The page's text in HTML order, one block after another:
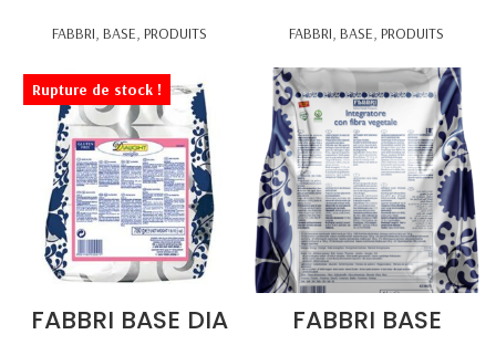
FABBRI, BASE, PRODUITS FABBRI, BASE, PRODUITS
Rupture de stock !
FABBRI BASE DIA
FABBRI BASE